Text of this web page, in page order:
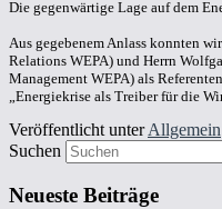
Die gegenwärtige Lage auf dem
Aus gegebenem Anlass konnten
Relations WEPA) und Herrn
Management WEPA) als
„Energiekrise als Treiber für die
Veröffentlicht unter Allgemein
Suchen
Neueste Beiträge